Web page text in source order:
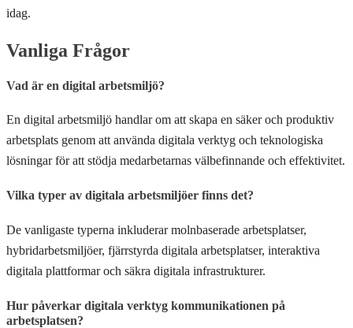
idag.
Vanliga Frågor
Vad är en digital arbetsmiljö?
En digital arbetsmiljö handlar om att skapa en säker och produktiv
arbetsplats genom att använda digitala verktyg och teknologiska
lösningar för att stödja medarbetarnas välbefinnande och effektivitet.
Vilka typer av digitala arbetsmiljöer finns det?
De vanligaste typerna inkluderar molnbaserade arbetsplatser,
hybridarbetsmiljöer, fjärrstyrda digitala arbetsplatser, interaktiva
digitala plattformar och säkra digitala infrastrukturer.
Hur påverkar digitala verktyg kommunikationen på
arbetsplatsen?